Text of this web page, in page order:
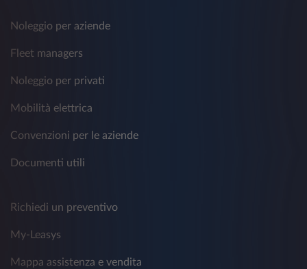
Noleggio per aziende
Fleet managers
Noleggio per privati
Mobilità elettrica
Convenzioni per le aziende
Documenti utili
Richiedi un preventivo
My-Leasys
Mappa assistenza e vendita